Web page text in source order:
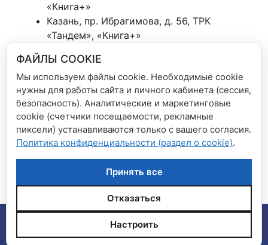
«Книга+»
Казань, пр. Ибрагимова, д. 56, ТРК
«Тандем», «Книга+»
«Дом книги»
Нижнекамск, пр. Химиков, д. 34 ТК
«Аркада», «Дом книги»
Рубрики
Новости сети магазинов
Внимание — акция!
Изменения в режиме работы магазинов!
© 2026 Сеть магазинов "Дом книги", "Книга плюс"
Создано с помощьюGeneratePress
ФАЙЛЫ COOKIE
Мы используем файлы cookie. Необходимые cookie
нужны для работы сайта и личного кабинета (сессия,
безопасность). Аналитические и маркетинговые
cookie (счетчики посещаемости, рекламные
пиксели) устанавливаются только с вашего согласия.
Политика конфиденциальности (раздел о cookie).
Принять все
Отказаться
Настроить